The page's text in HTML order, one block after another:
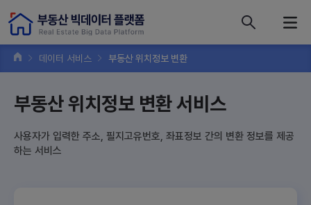
데이터 서비스 부동산 위치정보 변환
부동산 위치정보 변환 서비스
사용자가 입력한 주소, 필지고유번호, 좌표정보 간의 변환 정보를 제공
하는 서비스